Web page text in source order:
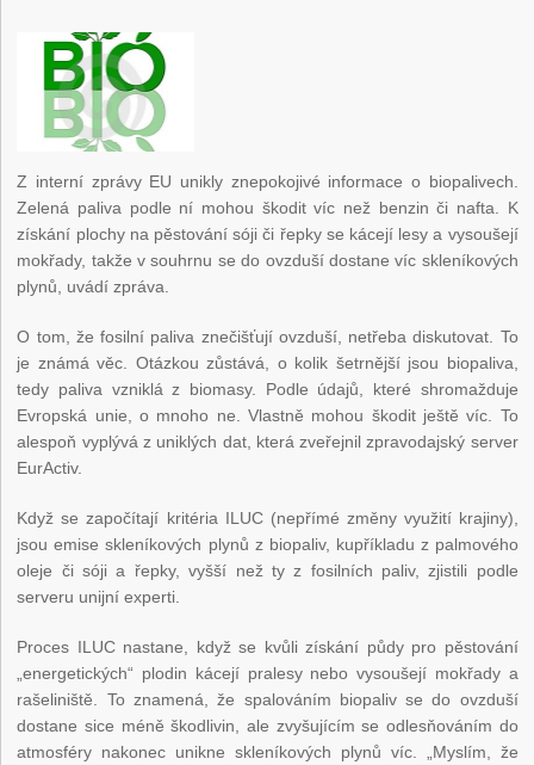
Z interní zprávy EU unikly znepokojivé informace o biopalivech.
Zelená paliva podle ní mohou škodit víc než benzin či nafta. K
získání plochy na pěstování sóji či řepky se kácejí lesy a vysoušejí
mokřady, takže v souhrnu se do ovzduší dostane víc skleníkových
plynů, uvádí zpráva.
O tom, že fosilní paliva znečišťují ovzduší, netřeba diskutovat. To
je známá věc. Otázkou zůstává, o kolik šetrnější jsou biopaliva,
tedy paliva vzniklá z biomasy. Podle údajů, které shromažduje
Evropská unie, o mnoho ne. Vlastně mohou škodit ještě víc. To
alespoň vyplývá z uniklých dat, která zveřejnil zpravodajský server
EurActiv.
Když se započítají kritéria ILUC (nepřímé změny využití krajiny),
jsou emise skleníkových plynů z biopaliv, kupříkladu z palmového
oleje či sóji a řepky, vyšší než ty z fosilních paliv, zjistili podle
serveru unijní experti.
Proces ILUC nastane, když se kvůli získání půdy pro pěstování
„energetických“ plodin kácejí pralesy nebo vysoušejí mokřady a
rašeliniště. To znamená, že spalováním biopaliv se do ovzduší
dostane sice méně škodlivin, ale zvyšujícím se odlesňováním do
atmosféry nakonec unikne skleníkových plynů víc. „Myslím, že